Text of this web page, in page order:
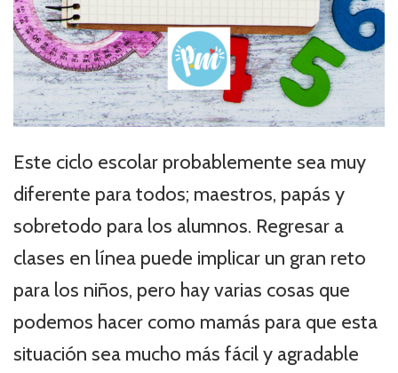
Este ciclo escolar probablemente sea muy
diferente para todos; maestros, papás y
sobretodo para los alumnos. Regresar a
clases en línea puede implicar un gran reto
para los niños, pero hay varias cosas que
podemos hacer como mamás para que esta
situación sea mucho más fácil y agradable